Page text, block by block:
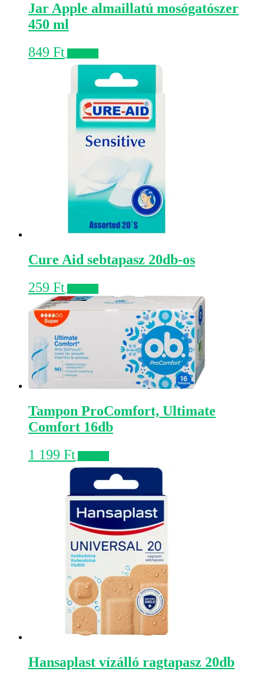
Jar Apple almaillatú mosógatószer
450 ml
849 Ft
Cure Aid sebtapasz 20db-os
259 Ft
Tampon ProComfort, Ultimate
Comfort 16db
1 199 Ft
Hansaplast vízálló ragtapasz 20db